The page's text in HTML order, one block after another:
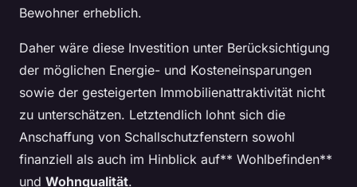
Bewohner erheblich.
Daher wäre diese Investition unter Berücksichtigung
der möglichen Energie- und Kosteneinsparungen
sowie der gesteigerten Immobilienattraktivität nicht
zu unterschätzen. Letztendlich lohnt sich die
Anschaffung von Schallschutzfenstern sowohl
finanziell als auch im Hinblick auf** Wohlbefinden**
und Wohnqualität.